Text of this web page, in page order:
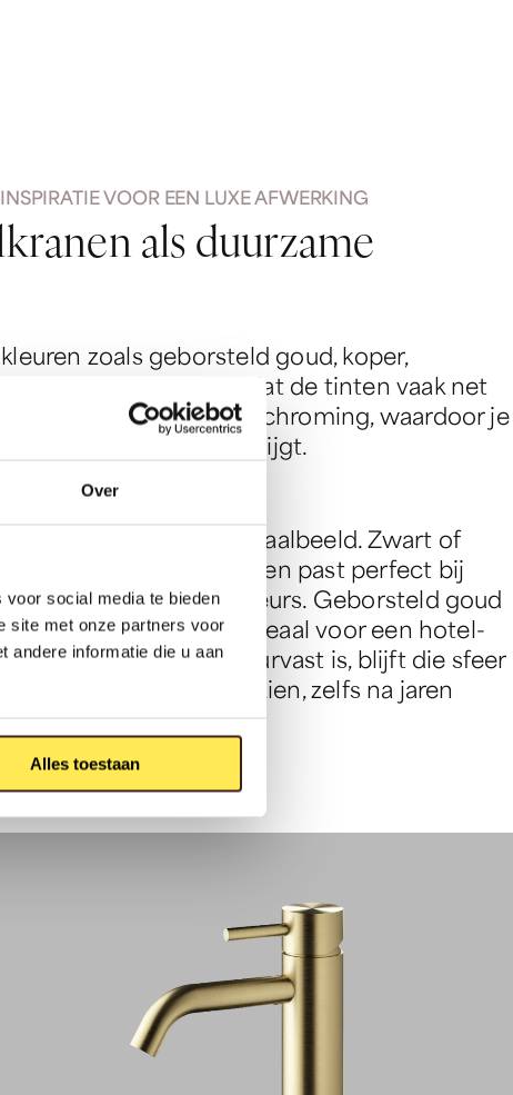
Over
social media te bieden
site met onze partners voor
andere informatie die u aan
Alles toestaan
VOOR EEN LUXE AFWERKING
kranenalsduurzame
zoals geborsteld goud, koper,
Het mooie is dat de tinten vaak net
ogen dan standaard verchroming, waardoor je
high-end uitstraling krijgt.
kranen veel voor het totaalbeeld. Zwart of
grafische look en past perfect bij
minimalistische interieurs. Geborsteld goud
zacht en luxe aan, ideaal voor een hotel-
Omdat PVD zo kleurvast is, blijft die sfeer
blijft er goed uitzien, zelfs na jaren